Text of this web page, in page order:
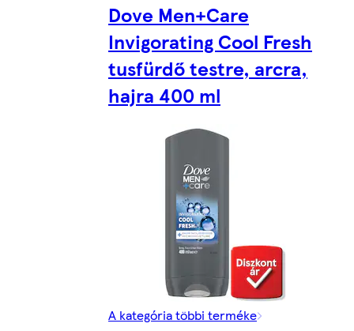
Dove Men+Care
Invigorating Cool Fresh
tusfürdő testre, arcra,
hajra 400 ml
A kategória többi terméke